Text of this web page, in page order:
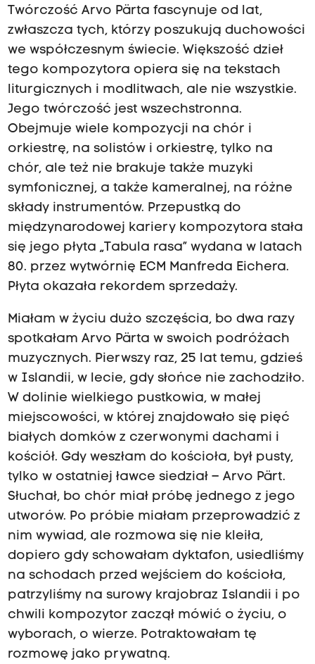
Twórczość Arvo Pärta fascynuje od lat,
zwłaszcza tych, którzy poszukują duchowości
we współczesnym świecie. Większość dzieł
tego kompozytora opiera się na tekstach
liturgicznych i modlitwach, ale nie wszystkie.
Jego twórczość jest wszechstronna.
Obejmuje wiele kompozycji na chór i
orkiestrę, na solistów i orkiestrę, tylko na
chór, ale też nie brakuje także muzyki
symfonicznej, a także kameralnej, na różne
składy instrumentów. Przepustką do
międzynarodowej kariery kompozytora stała
się jego płyta „Tabula rasa” wydana w latach
80. przez wytwórnię ECM Manfreda Eichera.
Płyta okazała rekordem sprzedaży.
Miałam w życiu dużo szczęścia, bo dwa razy
spotkałam Arvo Pärta w swoich podróżach
muzycznych. Pierwszy raz, 25 lat temu, gdzieś
w Islandii, w lecie, gdy słońce nie zachodziło.
W dolinie wielkiego pustkowia, w małej
miejscowości, w której znajdowało się pięć
białych domków z czerwonymi dachami i
kościół. Gdy weszłam do kościoła, był pusty,
tylko w ostatniej ławce siedział – Arvo Pärt.
Słuchał, bo chór miał próbę jednego z jego
utworów. Po próbie miałam przeprowadzić z
nim wywiad, ale rozmowa się nie kleiła,
dopiero gdy schowałam dyktafon, usiedliśmy
na schodach przed wejściem do kościoła,
patrzyliśmy na surowy krajobraz Islandii i po
chwili kompozytor zaczął mówić o życiu, o
wyborach, o wierze. Potraktowałam tę
rozmowę jako prywatną.